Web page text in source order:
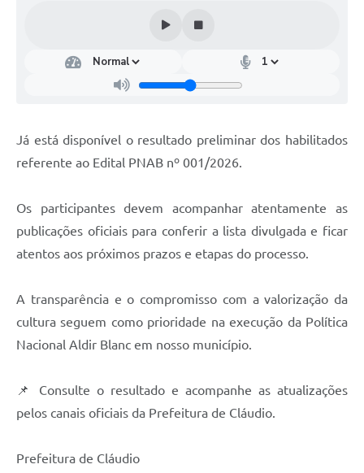
Já está disponível o resultado preliminar dos habilitados
referente ao Edital PNAB nº 001/2026.
Os participantes devem acompanhar atentamente as
publicações oficiais para conferir a lista divulgada e ficar
atentos aos próximos prazos e etapas do processo.
A transparência e o compromisso com a valorização da
cultura seguem como prioridade na execução da Política
Nacional Aldir Blanc em nosso município.
📌 Consulte o resultado e acompanhe as atualizações
pelos canais oficiais da Prefeitura de Cláudio.
Prefeitura de Cláudio